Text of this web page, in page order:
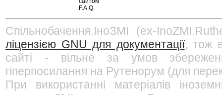
F.A.Q.
Спільнобачення.ІноЗМІ (ex-
ліцензією GNU для документації, тож
сайті - вільне за умов
гіперпосилання на Рутенорум (для
При використанні матеріалів